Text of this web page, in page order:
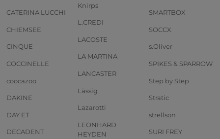
CATERINA LUCCHI
CHIEMSEE
CINQUE
COCCINELLE
coocazoo
DAKINE
DAY ET
DECADENT
Knirps
L.CREDI
LACOSTE
LA MARTINA
LANCASTER
Lässig
Lazarotti
LEONHARD
HEYDEN
SMARTBOX
SOCCX
s.Oliver
SPIKES & SPARROW
Step by Step
Stratic
strellson
SURI FREY